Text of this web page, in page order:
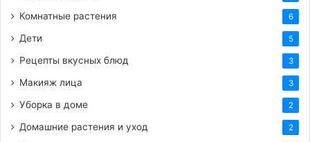
BB-код для вставки на форум:
Теплого начала дня.
Комнатные растения 6
Дети 5
Рецепты вкусных блюд 3
Макияж лица 3
Уборка в доме 2
Домашние растения и уход 2